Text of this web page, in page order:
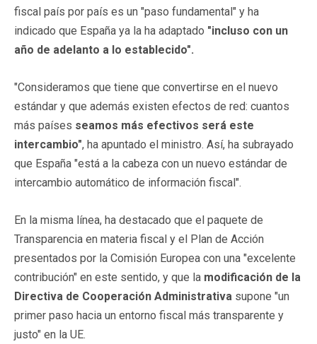
fiscal país por país es un "paso fundamental" y ha
indicado que España ya la ha adaptado "incluso con un
año de adelanto a lo establecido".
"Consideramos que tiene que convertirse en el nuevo
estándar y que además existen efectos de red: cuantos
más países seamos más efectivos será este
intercambio", ha apuntado el ministro. Así, ha subrayado
que España "está a la cabeza con un nuevo estándar de
intercambio automático de información fiscal".
En la misma línea, ha destacado que el paquete de
Transparencia en materia fiscal y el Plan de Acción
presentados por la Comisión Europea con una "excelente
contribución" en este sentido, y que la modificación de la
Directiva de Cooperación Administrativa supone "un
primer paso hacia un entorno fiscal más transparente y
justo" en la UE.